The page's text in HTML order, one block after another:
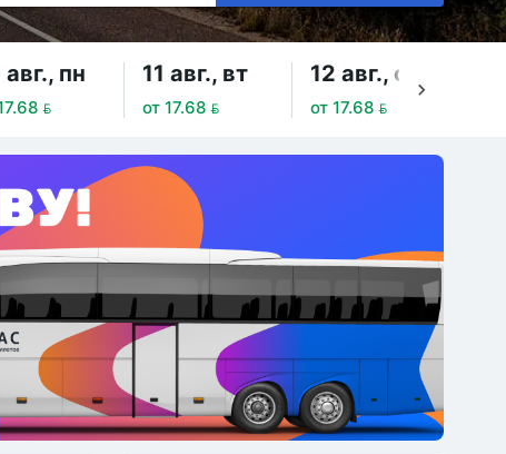
авг., пн

11 авг., вт
от 17.68 
12 авг., ср
от 17.68 